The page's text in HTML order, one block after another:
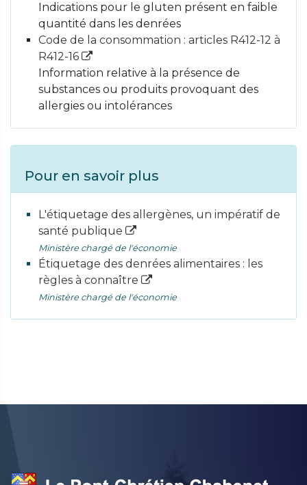
Indications pour le gluten présent en faible
quantité dans les denrées
Code de la consommation : articles R412-12 à
R412-16
Information relative à la présence de
substances ou produits provoquant des
allergies ou intolérances
Pour en savoir plus
L'étiquetage des allergènes, un impératif de
santé publique
Ministère chargé de l'économie
Étiquetage des denrées alimentaires : les
règles à connaître
Ministère chargé de l'économie